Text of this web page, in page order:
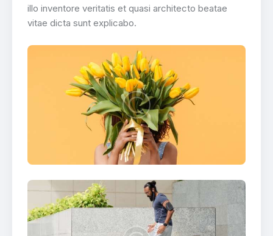
illo inventore veritatis et quasi architecto beatae
vitae dicta sunt explicabo.